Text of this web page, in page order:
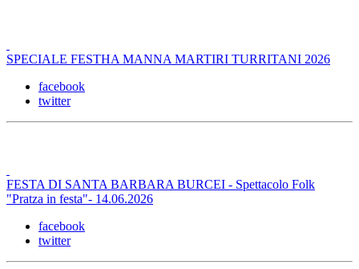
SPECIALE FESTHA MANNA MARTIRI TURRITANI 2026
facebook
twitter
FESTA DI SANTA BARBARA BURCEI - Spettacolo Folk
"Pratza in festa"- 14.06.2026
facebook
twitter